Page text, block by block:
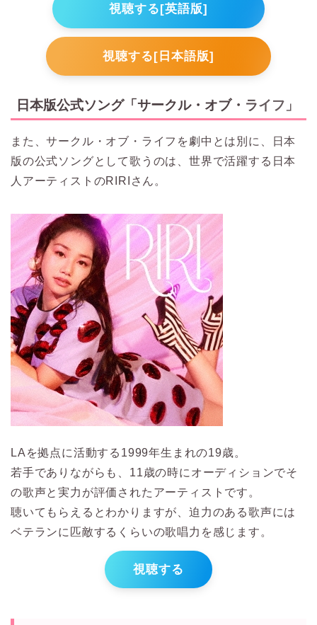
視聴する[英語版]
視聴する[日本語版]
日本版公式ソング「サークル・オブ・ライフ」
また、サークル・オブ・ライフを劇中とは別に、日本
版の公式ソングとして歌うのは、世界で活躍する日本
人アーティストのRIRIさん。
LAを拠点に活動する1999年生まれの19歳。
若手でありながらも、11歳の時にオーディションでそ
の歌声と実力が評価されたアーティストです。
聴いてもらえるとわかりますが、迫力のある歌声には
ベテランに匹敵するくらいの歌唱力を感じます。
視聴する